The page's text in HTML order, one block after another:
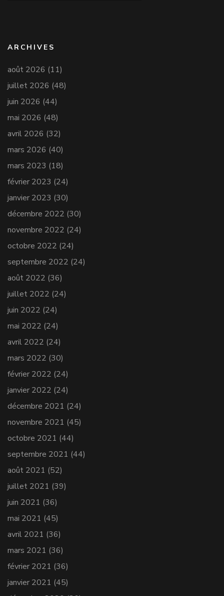
ARCHIVES
août 2026 (11)
juillet 2026 (48)
juin 2026 (44)
mai 2026 (48)
avril 2026 (32)
mars 2026 (40)
mars 2023 (18)
février 2023 (24)
janvier 2023 (30)
décembre 2022 (30)
novembre 2022 (24)
octobre 2022 (24)
septembre 2022 (24)
août 2022 (36)
juillet 2022 (24)
juin 2022 (24)
mai 2022 (24)
avril 2022 (24)
mars 2022 (30)
février 2022 (24)
janvier 2022 (24)
décembre 2021 (24)
novembre 2021 (45)
octobre 2021 (44)
septembre 2021 (44)
août 2021 (52)
juillet 2021 (39)
juin 2021 (36)
mai 2021 (45)
avril 2021 (36)
mars 2021 (36)
février 2021 (36)
janvier 2021 (45)